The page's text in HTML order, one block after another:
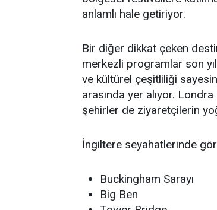
anlamlı hale getiriyor.
Bir diğer dikkat çeken
merkezli programlar son
ve kültürel çeşitliliği
arasında yer alıyor.
şehirler de ziyaretçilerin
İngiltere seyahatlerinde
Buckingham Sarayı
Big Ben